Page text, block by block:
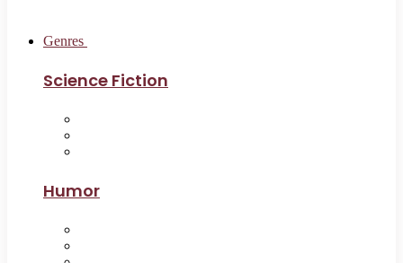
Genres
Science Fiction
Humor